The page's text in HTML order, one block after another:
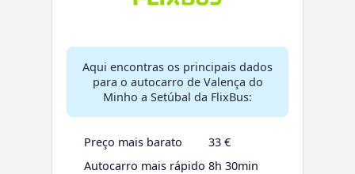
Aqui encontras os principais dados
para o autocarro de Valença do
Minho a Setúbal da FlixBus:
Preço mais barato
33 €
Autocarro mais rápido 8h 30min